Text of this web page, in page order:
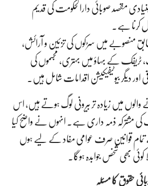
مقصد صوبائی دارالحکومت کی قدیم
کرنا ہے۔
منصوبے میں سڑکوں کی تزئین و آرائش،
ٹریفک کے بہاؤ میں بہتری، مجسموں کی
دیگر بیوٹیفیکیشن اقدامات شامل ہیں۔
والوں میں زیادہ تر بیرونی لوگ ہوتے ہیں، اس
کی مشترکہ ذمہ داری ہے۔ انہوں نے واضح کیا
قوانین صرف عوامی مفاد کے لیے ہوں
بھی شخص جوابدہ ہوگا۔
حقوق کا مسئلہ